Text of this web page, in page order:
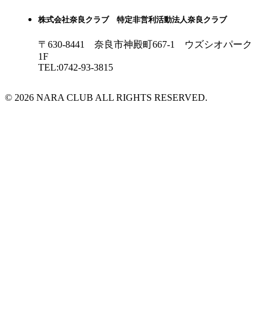
株式会社奈良クラブ 特定非営利活動法人奈良クラブ
〒630-8441 奈良市神殿町667-1
ウズシオパーク
1F
TEL:0742-93-3815
© 2026 NARA CLUB ALL RIGHTS RESERVED.